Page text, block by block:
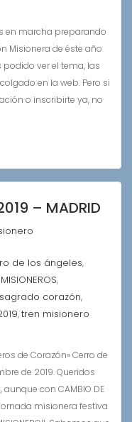
en marcha preparando
Misionera de éste año
ver el tema, las
en la web. Pero si
o inscribirte ya, no
– MADRID
de los ángeles,
MISIONEROS,
sagrado corazón,
,tren misionero
de Corazón» Cerro de
de 2019. Queridos
con CAMBIO DE
misionera festiva